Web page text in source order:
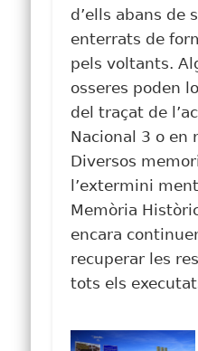
d’ells abans de
enterrats de
pels voltants.
osseres poden
del traçat de
Nacional 3 o en
Diversos
l’extermini
Memòria
encara
recuperar les
tots els